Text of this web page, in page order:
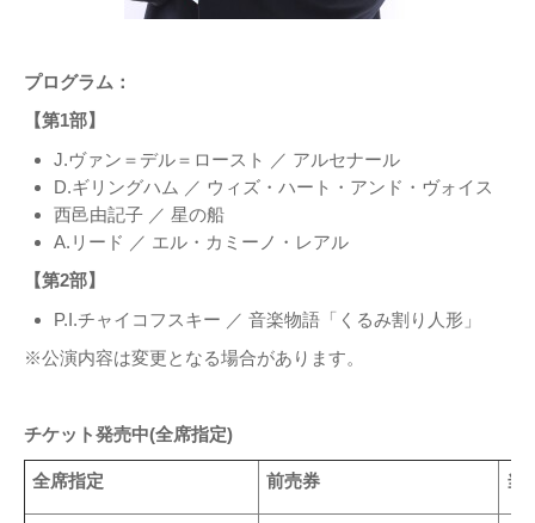
プログラム：
【第1部】
J.ヴァン＝デル＝ロースト ／ アルセナール
D.ギリングハム ／ ウィズ・ハート・アンド・ヴォイス
西邑由記子 ／ 星の船
A.リード ／ エル・カミーノ・レアル
【第2部】
P.I.チャイコフスキー ／ 音楽物語「くるみ割り人形」
※公演内容は変更となる場合があります。
チケット発売中(全席指定)
全席指定 前売券 当